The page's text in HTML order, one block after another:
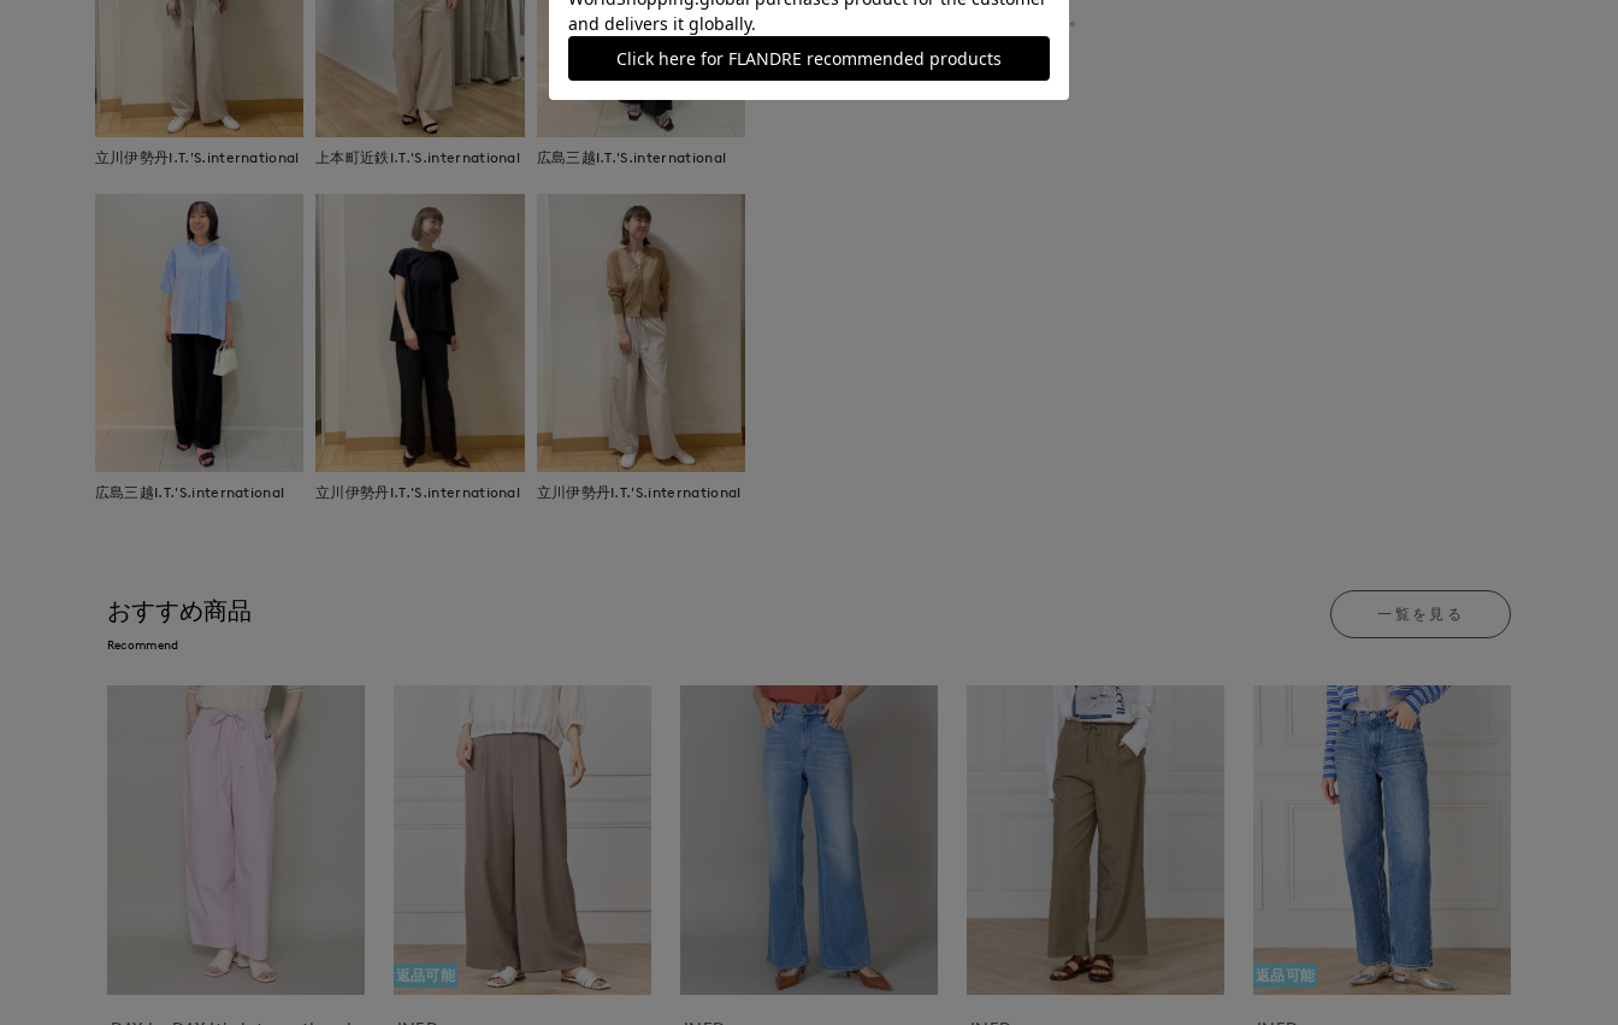
立川伊勢丹I.T.'S.international 上本町近鉄I.T.'S.international 広島三越I.T.'S.international
広島三越I.T.'S.international 立川伊勢丹I.T.'S.international 立川伊勢丹I.T.'S.international
できない場合がございます。
おすすめ商品
Recommend
一覧を見る
返品可能 返品可能